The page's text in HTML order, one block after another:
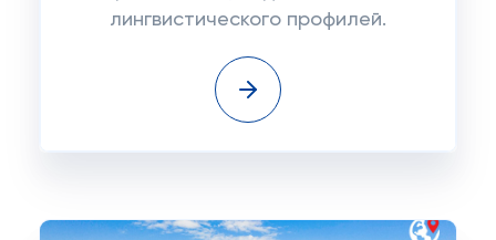
лингвистического профилей.